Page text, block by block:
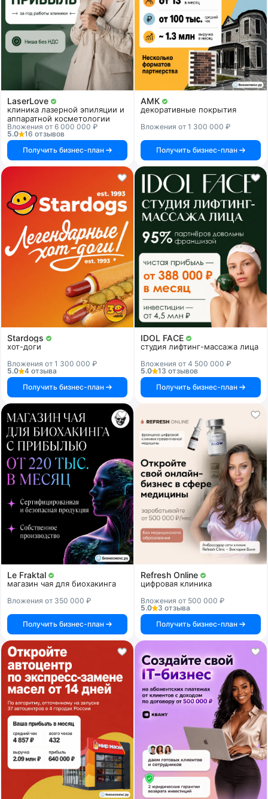
LaserLove
клиника лазерной эпиляции и
аппаратной косметологии
Вложения от 6 000 000 ₽
5.0
16 отзывов
Получить бизнес-план
АМК
декоративные покрытия
Вложения от 1 300 000 ₽
Получить бизнес-план
Stardogs
хот-доги
Вложения от 1 300 000 ₽
5.0
4 отзыва
Получить бизнес-план
IDOL FACE
студия лифтинг-массажа лица
Вложения от 4 500 000 ₽
5.0
13 отзывов
Получить бизнес-план
Le Fraktal
магазин чая для биохакинга
Вложения от 350 000 ₽
Получить бизнес-план
Refresh Online
цифровая клиника
Вложения от 500 000 ₽
5.0
3 отзыва
Получить бизнес-план